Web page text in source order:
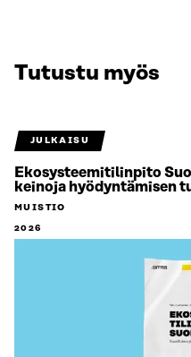
Tutustu myös
JULKAISU
Ekosysteemitilinpito
keinoja hyödyntämisen
MUISTIO
2026